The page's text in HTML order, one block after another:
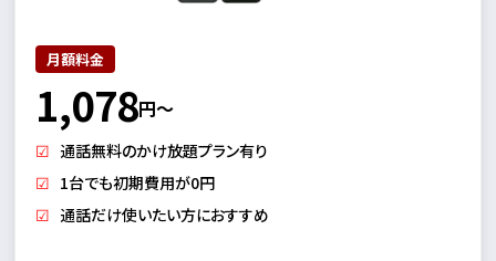
月額料金
1,078円～
通話無料のかけ放題プラン有り
1台でも初期費用が0円
通話だけ使いたい方におすすめ